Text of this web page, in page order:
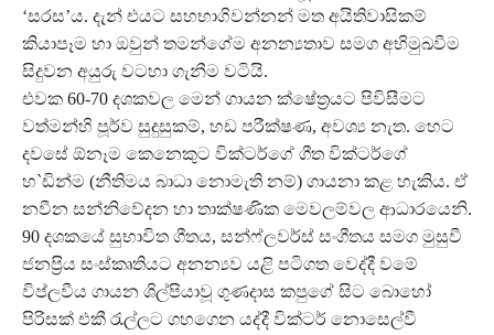
‘සරස’ය. දැන් එයට සහභාගි වන්නන් මත අයිතිවාසිකම්
කියාපෑම හා ඔවුන් තමන්ගේම අනන්‍යතාව සමග අභිමුඛවීම
සිදුවන අයුරු වටහා ගැනීම වටියි.
එවක 60-70 දශකවල මෙන් ගායන ක්ෂේත‍්‍රයට පිවිසීමට
වත්මන්හි පූර්ව සුදුසුකම්, හඩ පරීක්ෂණ, අවශ්‍ය නැත. හෙට
දවසේ ඕනෑම කෙනෙකුට වික්ටර්ගේ ගීත වික්ටර්ගේ
හ`ඩින්ම (නීතිමය බාධා නොමැති නම්) ගායනා කළ හැකිය. ඒ
නවීන සන්නිවේදන හා තාක්ෂණික මෙවලම්වල ආධාරයෙනි.
90 දශකයේ සුභාවිත ගීතය, සන්ෆ්ලවර්ස් සංගීතය සමග මුසුවී
ජනප‍්‍රිය සංස්කෘතියට අනන්‍යව යළි පටිගත වෙද්දී වමේ
විප්ලවීය ගායන ශිල්පියාවූ ගුණදාස කපුගේ සිට බොහෝ
පිරිසක් එකී රැල්ලට ගහගෙන යද්දී වික්ටර් නොසෙල්වී